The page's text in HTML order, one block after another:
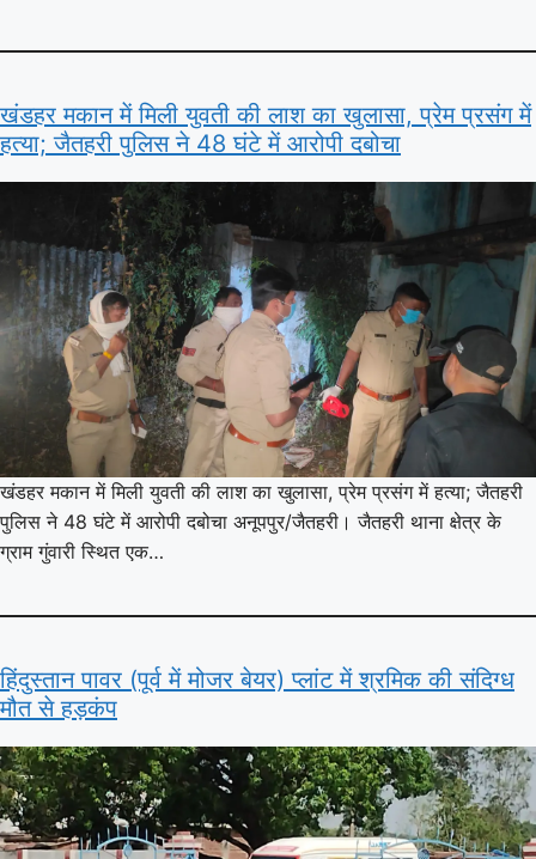
खंडहर मकान में मिली युवती की लाश का खुलासा, प्रेम प्रसंग में
हत्या; जैतहरी पुलिस ने 48 घंटे में आरोपी दबोचा
खंडहर मकान में मिली युवती की लाश का खुलासा, प्रेम प्रसंग में हत्या; जैतहरी
पुलिस ने 48 घंटे में आरोपी दबोचा अनूपपुर/जैतहरी। जैतहरी थाना क्षेत्र के
ग्राम गुंवारी स्थित एक…
हिंदुस्तान पावर (पूर्व में मोजर बेयर) प्लांट में श्रमिक की संदिग्ध
मौत से हड़कंप